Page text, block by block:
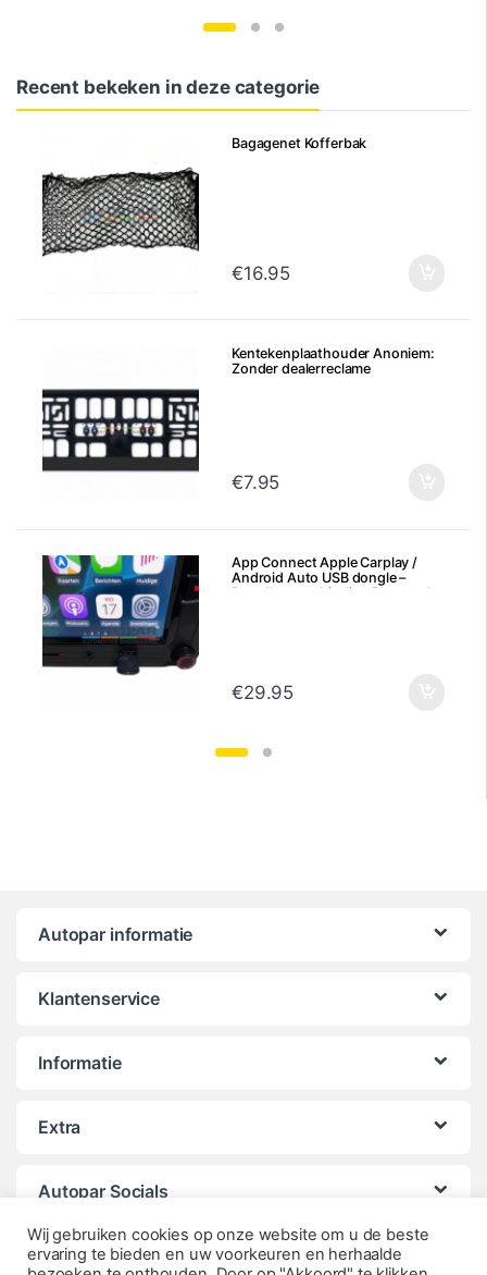
Recent bekeken in deze categorie
Bagagenet Kofferbak
€16.95
Kentekenplaathouder Anoniem:
Zonder dealerreclame
€7.95
App Connect Apple Carplay /
Android Auto USB dongle –
Draadloze verbinding Bluetooth
€29.95
Autopar informatie
Klantenservice
Informatie
Extra
Autopar Socials
Wij gebruiken cookies op onze website om u de beste
ervaring te bieden en uw voorkeuren en herhaalde